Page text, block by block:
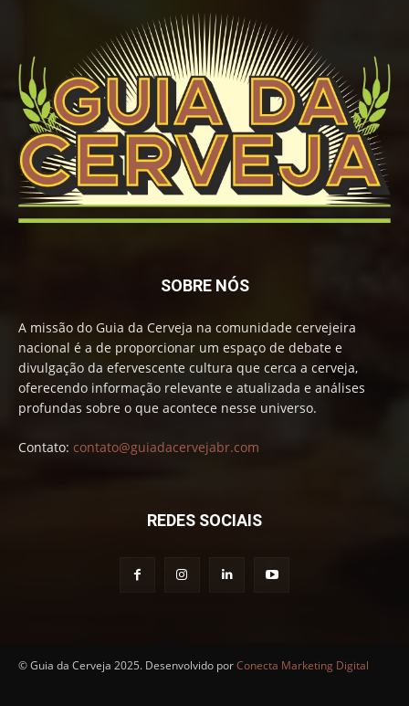
SOBRE NÓS
A missão do Guia da Cerveja na comunidade cervejeira
nacional é a de proporcionar um espaço de debate e
divulgação da efervescente cultura que cerca a cerveja,
oferecendo informação relevante e atualizada e análises
profundas sobre o que acontece nesse universo.
Contato: contato@guiadacervejabr.com
REDES SOCIAIS
© Guia da Cerveja 2025. Desenvolvido porConecta Marketing Digital